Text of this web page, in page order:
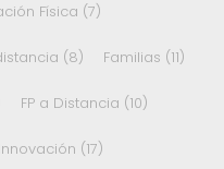
Física (7)
(8) Familias (11)
FP a Distancia (10)
Innovación (17)